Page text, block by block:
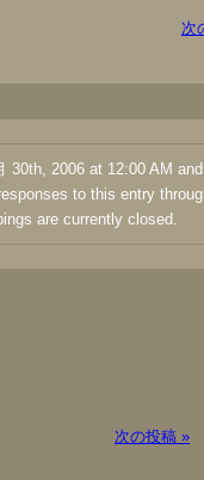
次
30th, 2006 at 12:00 AM
to this entry
are currently closed.
次の投稿 »